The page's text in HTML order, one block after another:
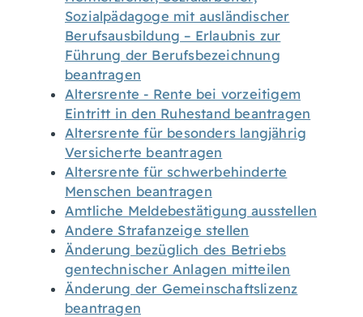
Sozialpädagoge mit ausländischer
Berufsausbildung – Erlaubnis zur
Führung der Berufsbezeichnung
beantragen
Altersrente - Rente bei vorzeitigem
Eintritt in den Ruhestand beantragen
Altersrente für besonders langjährig
Versicherte beantragen
Altersrente für schwerbehinderte
Menschen beantragen
Amtliche Meldebestätigung ausstellen
Andere Strafanzeige stellen
Änderung bezüglich des Betriebs
gentechnischer Anlagen mitteilen
Änderung der Gemeinschaftslizenz
beantragen